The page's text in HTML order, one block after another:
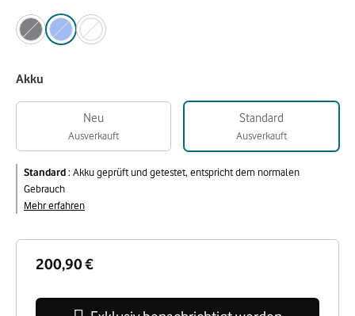
200,90 €
Akku
Neu
Ausverkauft
Standard
Ausverkauft
Standard: Akku geprüft und getestet, entspricht dem normalen
Gebrauch
Mehr erfahren